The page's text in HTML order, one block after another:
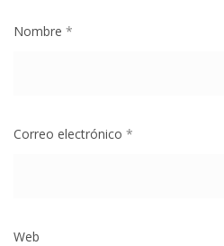
Nombre *
Correo electrónico *
Web